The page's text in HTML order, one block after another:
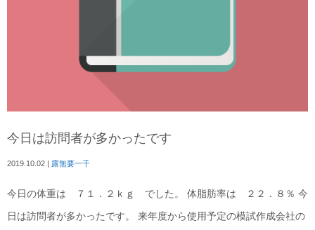
今日は訪問者が多かったです
2019.10.02 | 露無要一千
今日の体重は ７１．２ｋｇ でした。 体脂肪率は ２２．８％ 今
日は訪問者が多かったです。 来年度から使用予定の模試作成会社の